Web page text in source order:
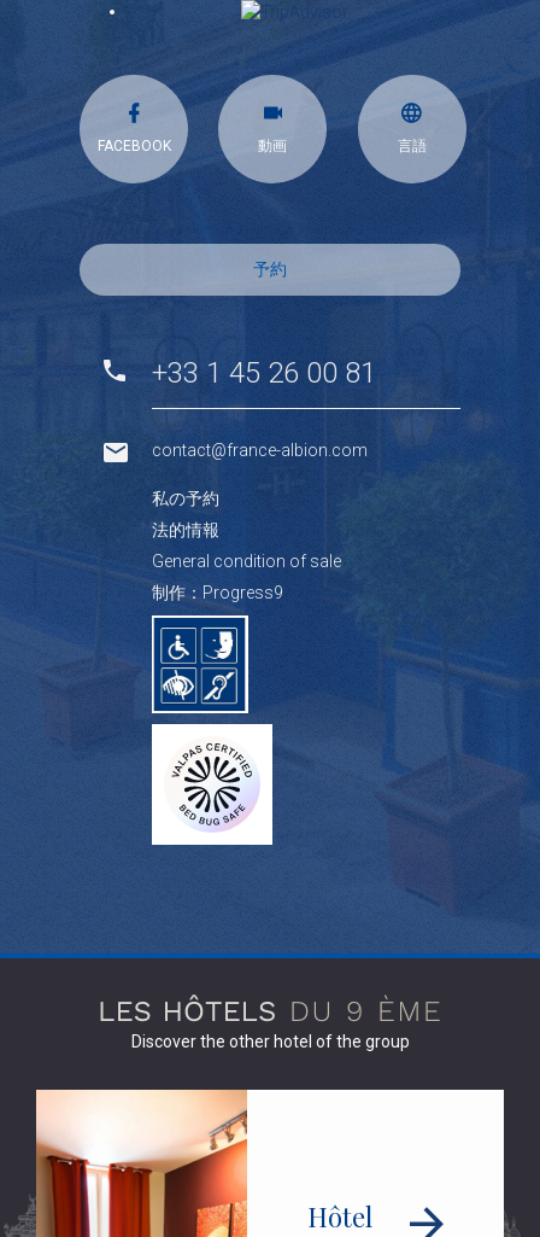
FACEBOOK 動画 言語
予約
+33 1 45 26 00 81
contact@france-albion.com
私の予約
法的情報
General condition of sale
制作：Progress9
Discover the other hotel of the group
Hôtel